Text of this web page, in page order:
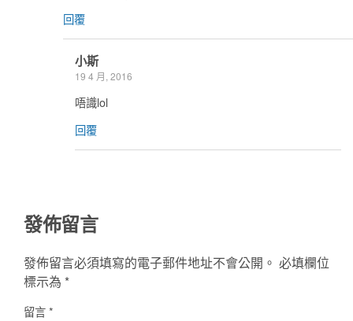
回覆
小斯
19 4 月, 2016
唔識lol
回覆
發佈留言
發佈留言必須填寫的電子郵件地址不會公開。 必填欄位
標示為 *
留言*